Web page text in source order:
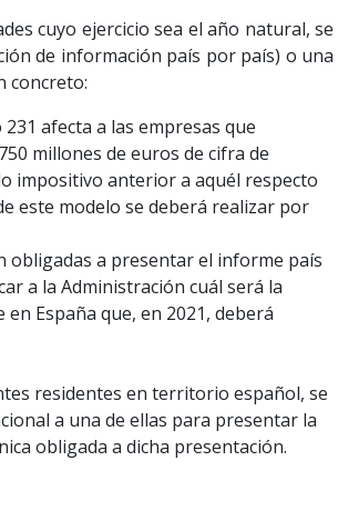
cuyo ejercicio sea el año natural, se
de información país por país) o una
concreto:
afecta a las empresas que
millones de euros de cifra de
impositivo anterior a aquél respecto
este modelo se deberá realizar por
obligadas a presentar el informe país
a la Administración cuál será la
España que, en 2021, deberá
residentes en territorio español, se
a una de ellas para presentar la
obligada a dicha presentación.